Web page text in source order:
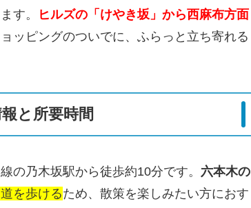
す。
ヒルズの「けやき坂」から西麻布方面
ッピングのついでに、ふらっと立ち寄れる
と所要時間
の乃木坂駅から徒歩約10分です。 六本木の
を歩けるため、散策を楽しみたい方におす